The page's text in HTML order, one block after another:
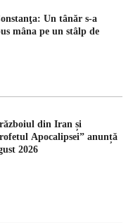
Un tânăr s-a
mâna pe un stâlp de
din Iran și
Apocalipsei” anunță
2026